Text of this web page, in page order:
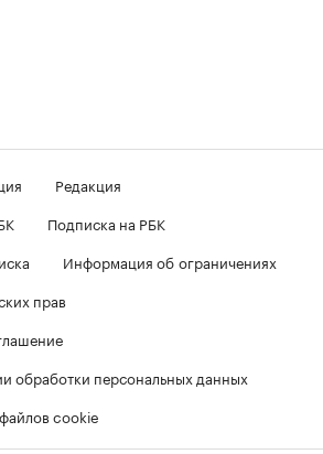
Редакция
Подписка на РБК
Информация об ограничениях
прав
обработки персональных данных
cookie